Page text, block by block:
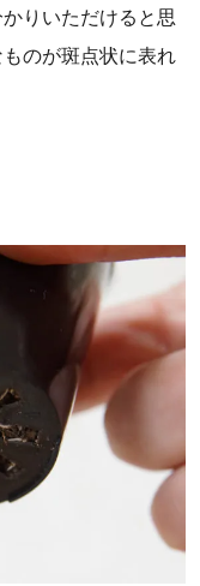
りいただけると思
のが斑点状に表れ